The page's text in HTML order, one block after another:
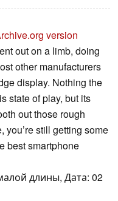
version
out on a limb, doing
other manufacturers
display. Nothing the
state of play, but its
out those rough
you’re still getting some
best smartphone
длины, Дата: 02